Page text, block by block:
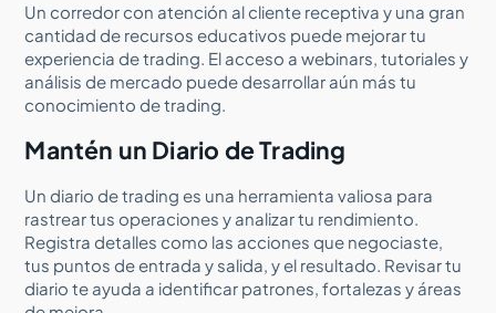
Un corredor con atención al cliente receptiva y una gran
cantidad de recursos educativos puede mejorar tu
experiencia de trading. El acceso a webinars, tutoriales y
análisis de mercado puede desarrollar aún más tu
conocimiento de trading.
Mantén un Diario de Trading
Un diario de trading es una herramienta valiosa para
rastrear tus operaciones y analizar tu rendimiento.
Registra detalles como las acciones que negociaste,
tus puntos de entrada y salida, y el resultado. Revisar tu
diario te ayuda a identificar patrones, fortalezas y áreas